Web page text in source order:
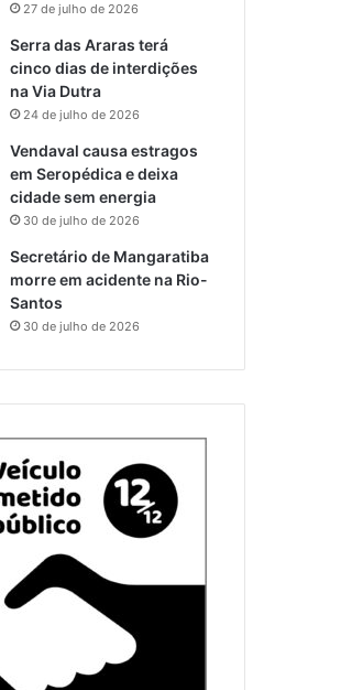
27 de julho de 2026
Serra das Araras terá
cinco dias de interdições
na Via Dutra
24 de julho de 2026
Vendaval causa estragos
em Seropédica e deixa
cidade sem energia
30 de julho de 2026
Secretário de Mangaratiba
morre em acidente na Rio-
Santos
30 de julho de 2026